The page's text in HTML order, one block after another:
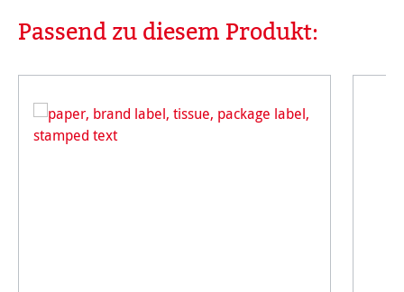
Produktgalerie überspringen
Passend zu diesem Produkt: